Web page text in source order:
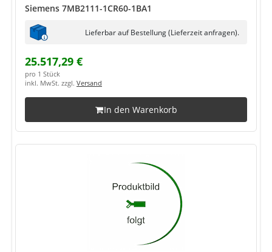
Siemens 7MB2111-1CR60-1BA1
Lieferbar auf Bestellung (Lieferzeit anfragen).
25.517,29 €
pro 1 Stück
inkl. MwSt. zzgl. Versand
In den Warenkorb